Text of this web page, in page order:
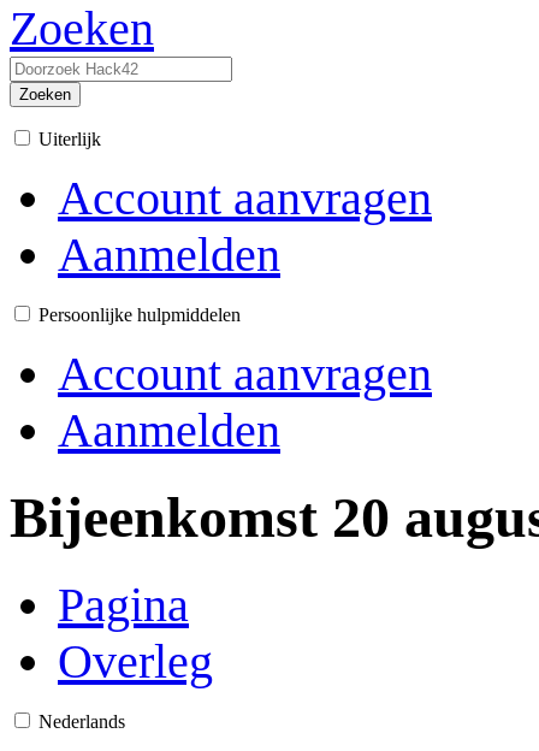
Zoeken
Zoeken
Uiterlijk
Account aanvragen
Aanmelden
Persoonlijke hulpmiddelen
Account aanvragen
Aanmelden
Bijeenkomst 20
Pagina
Overleg
Nederlands